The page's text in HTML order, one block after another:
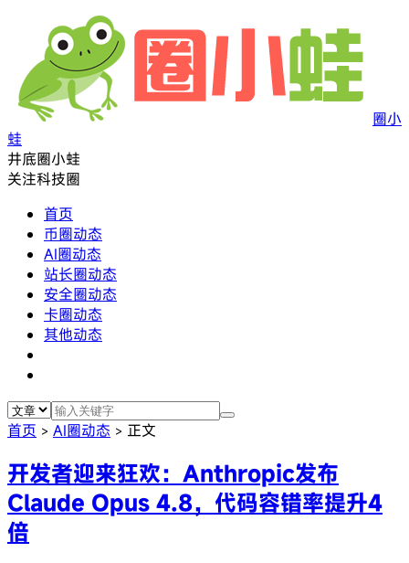
圈小
蛙
井底圈小蛙
关注科技圈
首页
币圈动态
AI圈动态
站长圈动态
安全圈动态
卡圈动态
其他动态
首页 > AI圈动态 > 正文
开发者迎来狂欢：Anthropic发布
Claude Opus 4.8，代码容错率提升4
倍